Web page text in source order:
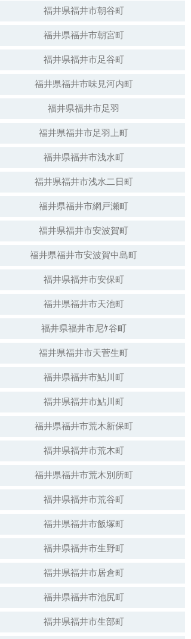
福井県福井市朝谷町
福井県福井市朝宮町
福井県福井市足谷町
福井県福井市味見河内町
福井県福井市足羽
福井県福井市足羽上町
福井県福井市浅水町
福井県福井市浅水二日町
福井県福井市網戸瀬町
福井県福井市安波賀町
福井県福井市安波賀中島町
福井県福井市安保町
福井県福井市天池町
福井県福井市尼ｹ谷町
福井県福井市天菅生町
福井県福井市鮎川町
福井県福井市鮎川町
福井県福井市荒木新保町
福井県福井市荒木町
福井県福井市荒木別所町
福井県福井市荒谷町
福井県福井市飯塚町
福井県福井市生野町
福井県福井市居倉町
福井県福井市池尻町
福井県福井市生部町